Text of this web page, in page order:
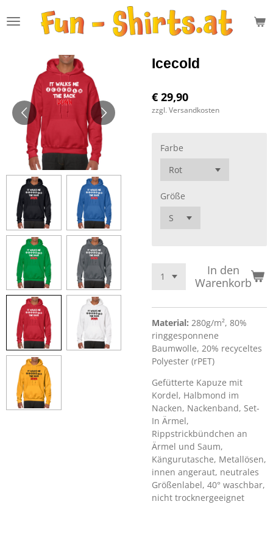
Hauptinhalt
Icecold
€ 29,90
zzgl. Versandkosten
Farbe
Größe
In den
Warenkorb
Material: 280g/m², 80%
ringgesponnene
Baumwolle, 20% recyceltes
Polyester (rPET)
Gefütterte Kapuze mit
Kordel, Halbmond im
Nacken, Nackenband, Set-
In Ärmel,
Rippstrickbündchen an
Ärmel und Saum,
Kängurutasche, Metallösen,
innen angeraut, neutrales
Größenlabel, 40° waschbar,
nicht trocknergeeignet